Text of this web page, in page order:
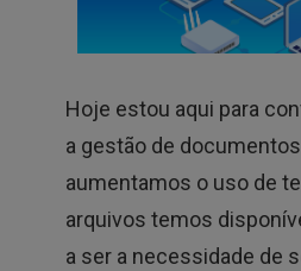
Hoje estou aqui para
a gestão de
aumentamos o uso de
arquivos temos
a ser a necessidade de